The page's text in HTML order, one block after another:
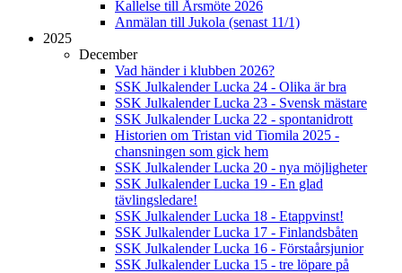
Kallelse till Årsmöte 2026
Anmälan till Jukola (senast 11/1)
2025
December
Vad händer i klubben 2026?
SSK Julkalender Lucka 24 - Olika är bra
SSK Julkalender Lucka 23 - Svensk mästare
SSK Julkalender Lucka 22 - spontanidrott
Historien om Tristan vid Tiomila 2025 -
chansningen som gick hem
SSK Julkalender Lucka 20 - nya möjligheter
SSK Julkalender Lucka 19 - En glad
tävlingsledare!
SSK Julkalender Lucka 18 - Etappvinst!
SSK Julkalender Lucka 17 - Finlandsbåten
SSK Julkalender Lucka 16 - Förstaårsjunior
SSK Julkalender Lucka 15 - tre löpare på